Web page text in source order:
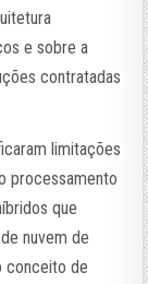
e sobre a
contratadas
limitações
processamento
que
nuvem de
conceito de